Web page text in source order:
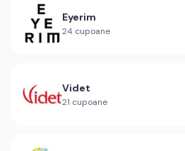
Eyerim
24 cupoane
Videt
21 cupoane